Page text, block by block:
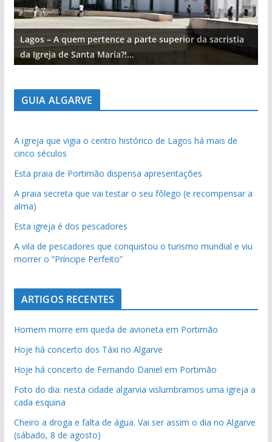
Lagos – A quem pertence a parte superior da sacristia
da Igreja de Santa Maria?!…
GUIA ALGARVE
A igreja que vigia o centro histórico de Lagos há mais de
cinco séculos
Esta praia de Portimão dispensa apresentações
A praia secreta que vai testar o seu fôlego (e recompensar a
alma)
Esta igreja é dos pescadores
A vila de pescadores que conquistou o turismo mundial e viu
morrer o “Príncipe Perfeito”
ARTIGOS RECENTES
Homem morre em queda de avioneta em Portimão
Hoje há concerto dos Táxi no Algarve
Hoje há concerto de Fernando Daniel em Portimão
Foto do dia: nesta cidade algarvia vislumbramos uma igreja a
cada esquina
Cheiro a droga e falta de água. Vai ser assim o dia no Algarve
(sábado, 8 de agosto)